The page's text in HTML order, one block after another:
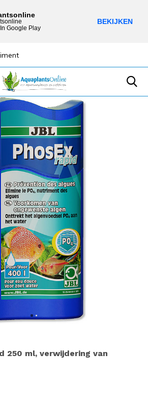
250 ml, verwijdering van
Google Play
BEKIJKEN